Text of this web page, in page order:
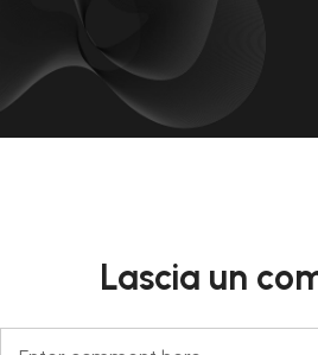
Lascia un